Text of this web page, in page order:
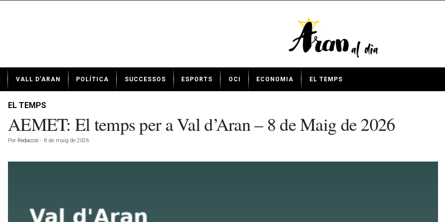
t
VALL D’ARAN POLÍTICA SUCCESSOS ESPORTS OCI ECONOMIA EL TEMPS
EL TEMPS
AEMET: El temps per a Val d’Aran – 8 de Maig de 2026
Por Redacció - 8 de maig de 2026